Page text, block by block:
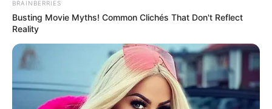
BRAINBERRIES
Busting Movie Myths! Common Clichés That Don't Reflect
Reality